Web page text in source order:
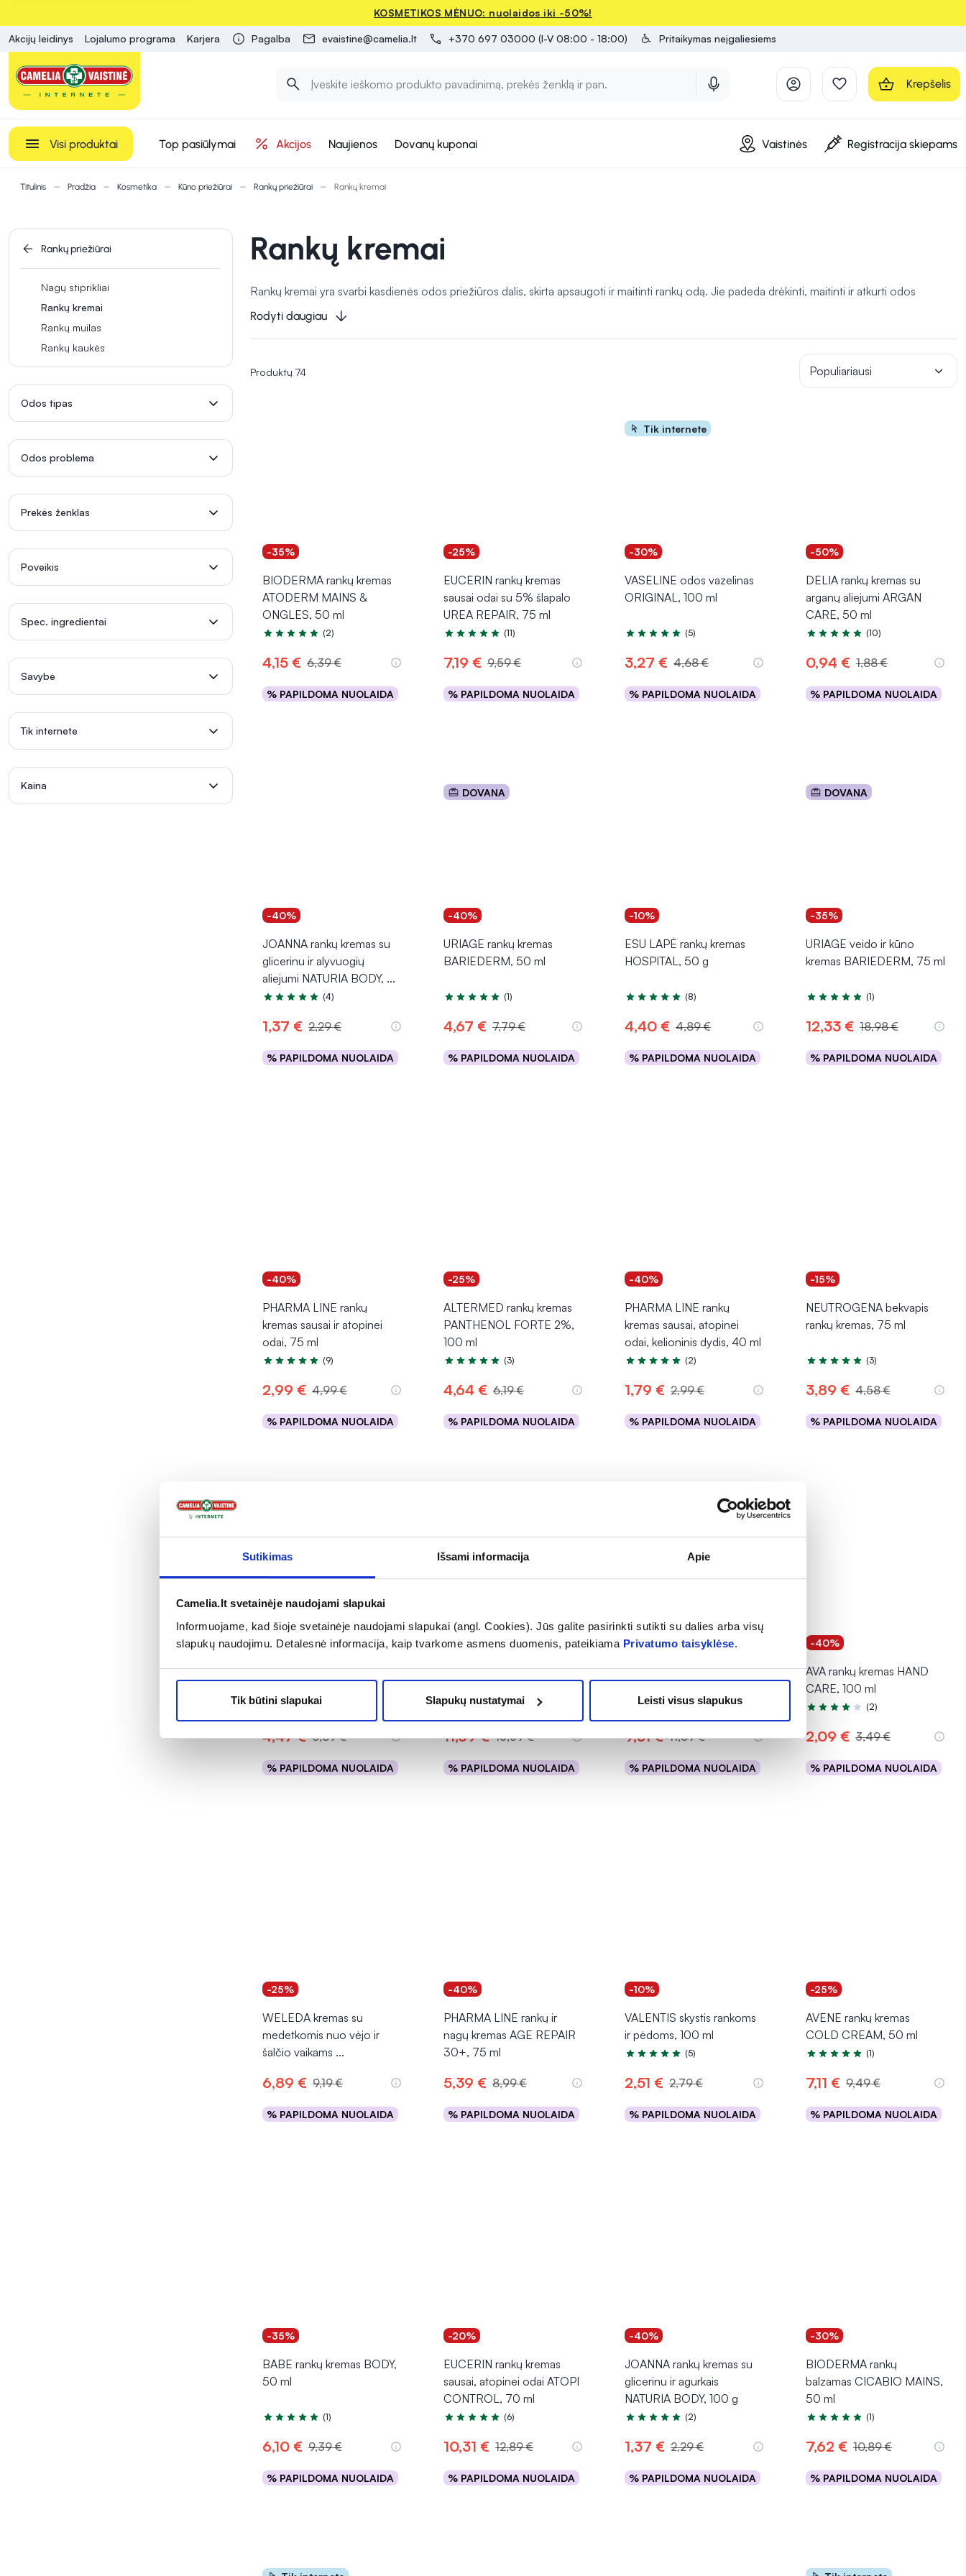
Sutikimas Išsami informacija Apie
Camelia.lt svetainėje naudojami slapukai
Informuojame, kad šioje svetainėje naudojami slapukai (angl. Cookies). Jūs galite pasirinkti sutikti su dalies arba visų
slapukų naudojimu. Detalesnė informacija, kaip tvarkome asmens duomenis, pateikiama Privatumo taisyklėse.
Tik būtini slapukai Slapukų nustatymai Leisti visus slapukus
KOSMETIKOS MĖNUO: nuolaidos iki -50%!
Akcijų leidinys Lojalumo programa Karjera Pagalba evaistine@camelia.lt +370 697 03000 (I-V 08:00 - 18:00) Pritaikymas neįgaliesiems
Krepšelis
Visi produktai Top pasiūlymai Akcijos Naujienos Dovanų kuponai Vaistinės Registracija skiepams
Titulinis Pradžia Kosmetika Kūno priežiūrai Rankų priežiūrai Rankų kremai
Rankų priežiūrai
Nagų stiprikliai
Rankų kremai
Rankų muilas
Rankų kaukės
Odos tipas
Odos problema
Prekės ženklas
Poveikis
Spec. ingredientai
Savybė
Tik internete
Kaina
Rankų kremai
Rankų kremai yra svarbi kasdienės odos priežiūros dalis, skirta apsaugoti ir maitinti rankų odą. Jie padeda drėkinti, maitinti ir atkurti odos
elastingumą, ypač išsausėjusiai ar jautriai odai. Rankų kremai savo sudėtyje turi vitaminų, aliejų ir kitų drėkinančių ingredientų, kurie saugo nuo
aplinkos poveikio, ypač žiemos metu, kai šaltas ir sausas oras gali sukelti odos suskeldėjimą. Dėl patogių pakuočių, rankų kremus taip pat
lengvai galima naudoti ir keliaujant.
Rodyti daugiau
Produktų 74 Populiariausi
-35%
BIODERMA rankų kremas
ATODERM MAINS &
ONGLES, 50 ml
Įvertinimas 5.0 iš 5
(2)
4,15 € 6,39 €
% PAPILDOMA NUOLAIDA
Į krepšelį
-25%
EUCERIN rankų kremas
sausai odai su 5% šlapalo
UREA REPAIR, 75 ml
Įvertinimas 4.9 iš 5
(11)
7,19 € 9,59 €
% PAPILDOMA NUOLAIDA
Į krepšelį
Tik internete
-30%
VASELINE odos vazelinas
ORIGINAL, 100 ml
Įvertinimas 5.0 iš 5
(5)
3,27 € 4,68 €
% PAPILDOMA NUOLAIDA
Į krepšelį
-50%
DELIA rankų kremas su
arganų aliejumi ARGAN
CARE, 50 ml
Įvertinimas 4.8 iš 5
(10)
0,94 € 1,88 €
% PAPILDOMA NUOLAIDA
Į krepšelį
-40%
JOANNA rankų kremas su
glicerinu ir alyvuogių
aliejumi NATURIA BODY, ...
Įvertinimas 5.0 iš 5
(4)
1,37 € 2,29 €
% PAPILDOMA NUOLAIDA
Į krepšelį
DOVANA
-40%
URIAGE rankų kremas
BARIEDERM, 50 ml
Įvertinimas 5.0 iš 5
(1)
4,67 € 7,79 €
% PAPILDOMA NUOLAIDA
Į krepšelį
-10%
ESU LAPĖ rankų kremas
HOSPITAL, 50 g
Įvertinimas 4.8 iš 5
(8)
4,40 € 4,89 €
% PAPILDOMA NUOLAIDA
Į krepšelį
DOVANA
-35%
URIAGE veido ir kūno
kremas BARIEDERM, 75 ml
Įvertinimas 5.0 iš 5
(1)
12,33 € 18,98 €
% PAPILDOMA NUOLAIDA
Į krepšelį
-40%
PHARMA LINE rankų
kremas sausai ir atopinei
odai, 75 ml
Įvertinimas 5.0 iš 5
(9)
2,99 € 4,99 €
% PAPILDOMA NUOLAIDA
Į krepšelį
-25%
ALTERMED rankų kremas
PANTHENOL FORTE 2%,
100 ml
Įvertinimas 5.0 iš 5
(3)
4,64 € 6,19 €
% PAPILDOMA NUOLAIDA
Į krepšelį
-40%
PHARMA LINE rankų
kremas sausai, atopinei
odai, kelioninis dydis, 40 ml
Įvertinimas 5.0 iš 5
(2)
1,79 € 2,99 €
% PAPILDOMA NUOLAIDA
Į krepšelį
-15%
NEUTROGENA bekvapis
rankų kremas, 75 ml
Įvertinimas 5.0 iš 5
(3)
3,89 € 4,58 €
% PAPILDOMA NUOLAIDA
Į krepšelį
-35%
URIAGE rankų kremas, 50
4,47 € 6,89 €
% PAPILDOMA NUOLAIDA
Į krepšelį
-25%
AVENE rankų kremas
(4)
11,69 € 15,59 €
% PAPILDOMA NUOLAIDA
Į krepšelį
-20%
EUCERIN veido ir kūno
(3)
9,51 € 11,89 €
% PAPILDOMA NUOLAIDA
Į krepšelį
-40%
AVA rankų kremas HAND
CARE, 100 ml
Įvertinimas 4.0 iš 5
(2)
2,09 € 3,49 €
% PAPILDOMA NUOLAIDA
Į krepšelį
-25%
WELEDA kremas su
medetkomis nuo vėjo ir
šalčio vaikams ...
6,89 € 9,19 €
% PAPILDOMA NUOLAIDA
Į krepšelį
-40%
PHARMA LINE rankų ir
nagų kremas AGE REPAIR
30+, 75 ml
5,39 € 8,99 €
% PAPILDOMA NUOLAIDA
Į krepšelį
-10%
VALENTIS skystis rankoms
ir pėdoms, 100 ml
Įvertinimas 4.6 iš 5
(5)
2,51 € 2,79 €
% PAPILDOMA NUOLAIDA
Į krepšelį
-25%
AVENE rankų kremas
COLD CREAM, 50 ml
Įvertinimas 5.0 iš 5
(1)
7,11 € 9,49 €
% PAPILDOMA NUOLAIDA
Į krepšelį
-35%
BABE rankų kremas BODY,
50 ml
Įvertinimas 5.0 iš 5
(1)
6,10 € 9,39 €
% PAPILDOMA NUOLAIDA
Į krepšelį
-20%
EUCERIN rankų kremas
sausai, atopinei odai ATOPI
CONTROL, 70 ml
Įvertinimas 4.7 iš 5
(6)
10,31 € 12,89 €
% PAPILDOMA NUOLAIDA
Į krepšelį
-40%
JOANNA rankų kremas su
glicerinu ir agurkais
NATURIA BODY, 100 g
Įvertinimas 5.0 iš 5
(2)
1,37 € 2,29 €
% PAPILDOMA NUOLAIDA
Į krepšelį
-30%
BIODERMA rankų
balzamas CICABIO MAINS,
50 ml
Įvertinimas 5.0 iš 5
(1)
7,62 € 10,89 €
% PAPILDOMA NUOLAIDA
Į krepšelį